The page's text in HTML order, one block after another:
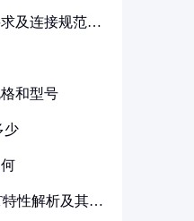
及连接规范详
和型号
少
特性解析及其在